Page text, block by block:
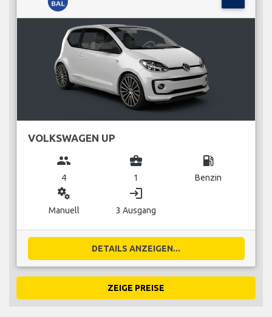
VOLKSWAGEN UP
group
4
business_center
1
local_gas_station
Benzin
miscellaneous_services
Manuell
login
3 Ausgang
DETAILS ANZEIGEN...
ZEIGE PREISE